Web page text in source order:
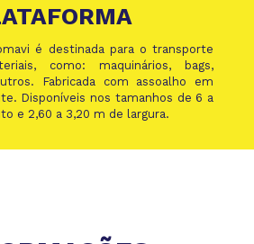
é destinada para o transporte
como: maquinários, bags,
Fabricada com assoalho em
Disponíveis nos tamanhos de 6 a
e 2,60 a 3,20 m de largura.